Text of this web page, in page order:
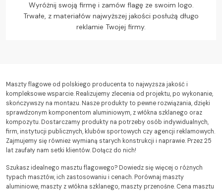
Wyróżnij swoją firmę i zamów flagę ze swoim logo.
Trwałe, z materiałów najwyższej jakości posłużą długo
reklamie Twojej firmy.
Maszty flagowe od polskiego producenta to najwyższa jakość i
kompleksowe wsparcie. Realizujemy zlecenia od projektu, po wykonanie,
skończywszy na montażu. Nasze produkty to pewne rozwiązania, dzięki
sprawdzonym komponentom aluminiowym, z włókna szklanego oraz
kompozytu. Dostarczamy produkty na potrzeby osób indywidualnych,
firm, instytucji publicznych, klubów sportowych czy agencji reklamowych.
Zajmujemy się również wymianą starych konstrukcji i naprawie. Przez 25
lat zaufały nam setki klientów. Dołącz do nich!
Szukasz idealnego masztu flagowego? Dowiedz się więcej o różnych
typach masztów, ich zastosowaniu i cenach. Porównaj maszty
aluminiowe, maszty z włókna szklanego, maszty przenośne. Cena masztu